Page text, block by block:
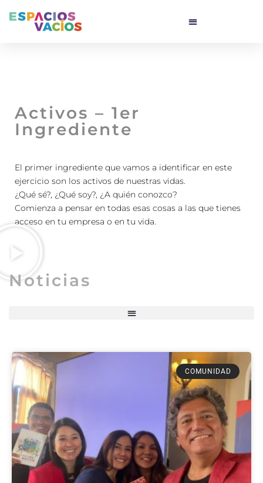
Activos – 1er
Ingrediente
El primer ingrediente que vamos a identificar en este
ejercicio son los activos de nuestras vidas.
¿Qué sé?, ¿Qué soy?, ¿A quién conozco?
Comienza a pensar en todas esas cosas a las que tienes
acceso en tu empresa o en tu vida.
Noticias
COMUNIDAD